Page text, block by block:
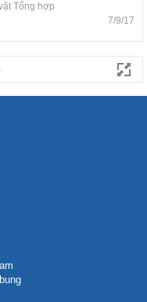
Tổng hợp
7/9/17